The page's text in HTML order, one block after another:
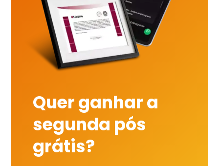
Quer ganhar a
segunda pós
grátis?